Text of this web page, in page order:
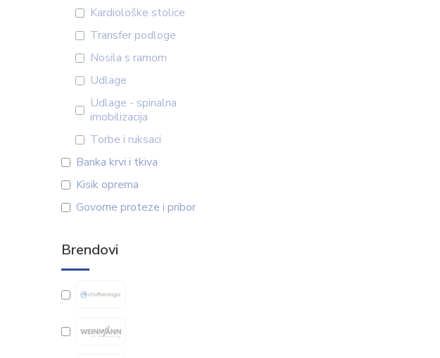
Kardiološke stolice
Transfer podloge
Nosila s ramom
Udlage
Udlage - spinalna
imobilizacija
Torbe i ruksaci
Banka krvi i tkiva
Kisik oprema
Govorne proteze i pribor
Brendovi